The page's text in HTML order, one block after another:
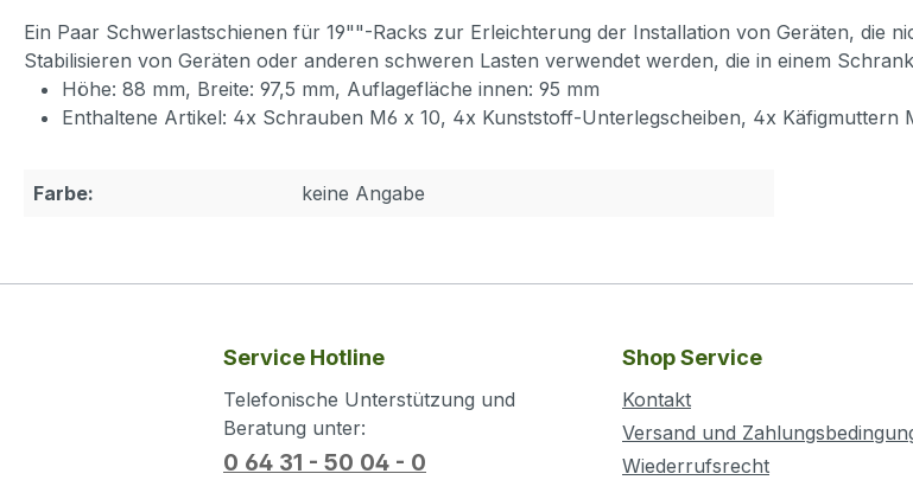
Ein Paar Schwerlastschienen für 19""-Racks zur Erleichterung der Installation von Geräten, die
Stabilisieren von Geräten oder anderen schweren Lasten verwendet werden, die in einem
Höhe: 88 mm, Breite: 97,5 mm, Auflagefläche innen: 95 mm
Enthaltene Artikel: 4x Schrauben M6 x 10, 4x Kunststoff-Unterlegscheiben, 4x Käfigmuttern
Farbe: keine Angabe
Service Hotline
Telefonische Unterstützung und
Beratung unter:
0 64 31 - 50 04 - 0
Shop Service
Kontakt
Versand und
Wiederrufsrecht